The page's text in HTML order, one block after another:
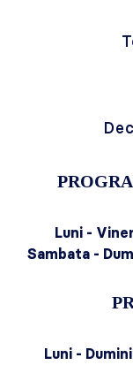
Luni -
Sambata -
Luni -